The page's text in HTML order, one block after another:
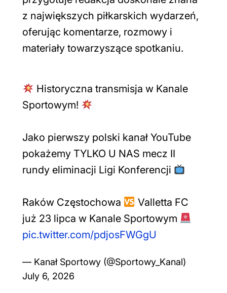
z największych piłkarskich wydarzeń,
oferując komentarze, rozmowy i
materiały towarzyszące spotkaniu.
Historyczna transmisja w Kanale
Sportowym!
Jako pierwszy polski kanał YouTube
pokażemy TYLKO U NAS mecz II
rundy eliminacji Ligi Konferencji
Raków Częstochowa
Valletta FC
już 23 lipca w Kanale Sportowym
pic.twitter.com/pdjosFWGgU
— Kanał Sportowy (@Sportowy_Kanal)
July 6, 2026